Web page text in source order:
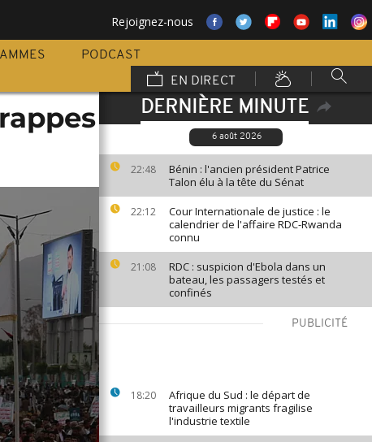
Rejoignez-nous
PODCAST
EN DIRECT
DERNIÈRE MINUTE
6 août 2026
22:48
Bénin : l'ancien président Patrice
Talon élu à la tête du Sénat
22:12
Cour Internationale de justice : le
calendrier de l'affaire RDC-Rwanda
connu
21:08
RDC : suspicion d'Ebola dans un
bateau, les passagers testés et
confinés
PUBLICITÉ
18:20
Afrique du Sud : le départ de
travailleurs migrants fragilise
l'industrie textile